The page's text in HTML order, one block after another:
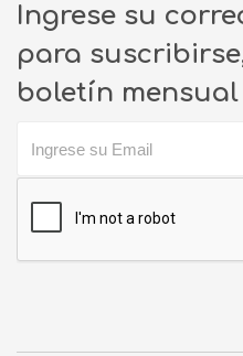
Ingrese su
para
boletín mensual